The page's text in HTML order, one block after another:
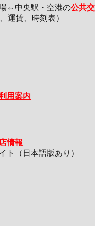
⇔中央駅・空港の公共
運賃、時刻表）
用案内
情報
ト（日本語版あり）